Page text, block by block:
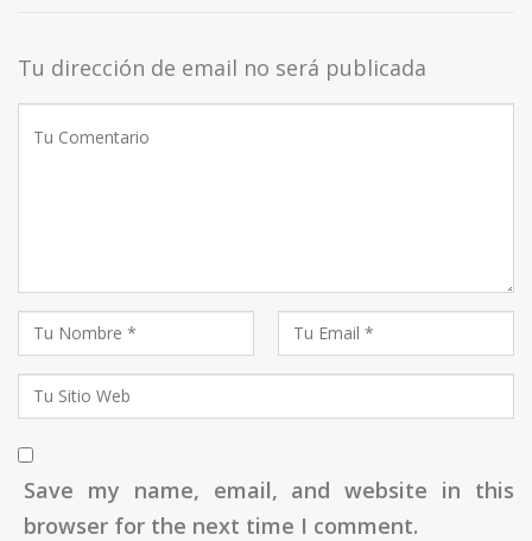
Tu dirección de email no será publicada
Save my name, email, and website in this
browser for the next time I comment.